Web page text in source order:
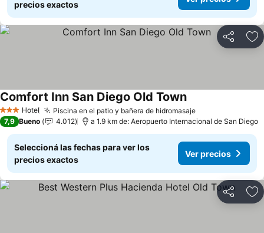
precios exactos
Compartir
3 Estrellas
Hotel Piscina en el patio y bañera de hidromasajeVer precios
Comfort Inn San Diego Old TownVer precios
7,9 Bueno 4.012 a 1.9 km de: Aeropuerto Internacional de San Diego
Seleccioná las fechas para ver los
precios exactos
Ver precios
Compartir